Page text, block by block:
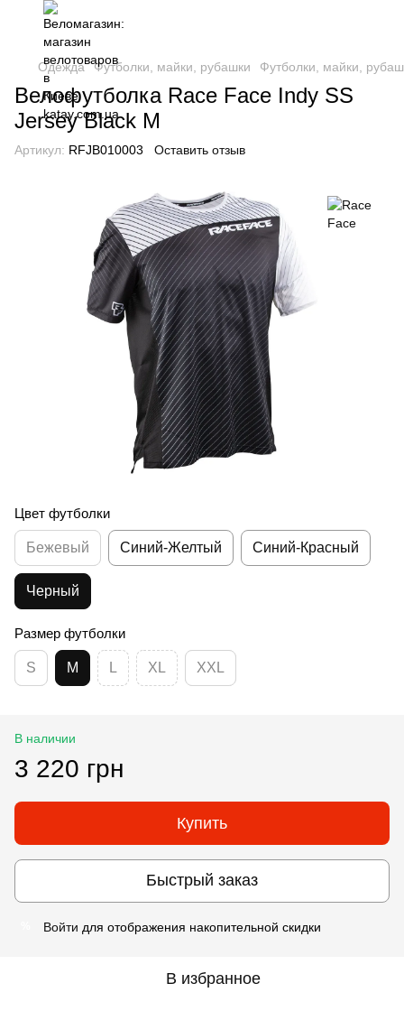
Одежда Футболки, майки, рубашки Футболки, майки,
Велофутболка Race Face Indy SS
Jersey Black M
Артикул: RFJB010003 Оставить отзыв
Цвет футболки
Бежевый Синий-Желтый Синий-Красный
Черный
Размер футболки
S M L XL XXL
В наличии
3 220 грн
Купить
Быстрый заказ
Войти для отображения накопительной скидки
В избранное